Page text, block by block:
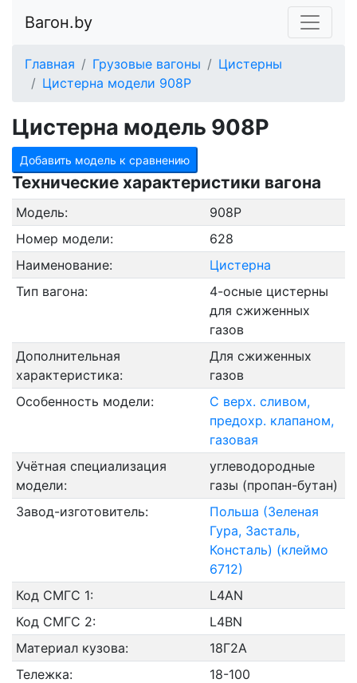
Вагон.by
Главная Грузовые вагоны
Цистерны
Цистерна модели 908Р
Цистерна модель 908Р
Добавить модель к сравнению
Технические характеристики вагона
Модель:
908Р
Номер модели:
628
Наименование:
Цистерна
Тип вагона:
4-осные цистерны
для сжиженных
газов
Дополнительная
характеристика:
Для сжиженных
газов
Особенность модели:
С верх. сливом,
предохр. клапаном,
газовая
Учётная специализация
модели:
углеводородные
газы (пропан-бутан)
Завод-изготовитель:
Польша (Зеленая
Гура, Засталь,
Консталь) (клеймо
6712)
Код СМГС 1:
L4AN
Код СМГС 2:
L4BN
Материал кузова:
18Г2А
Тележка:
18-100